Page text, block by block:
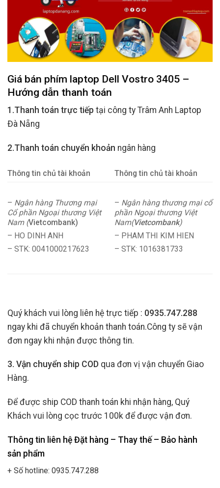
Giá bán phím laptop Dell Vostro 3405 –
Hướng dẫn thanh toán
1.Thanh toán trực tiếp tại công ty Trâm Anh Laptop
Đà Nẵng
2.Thanh toán chuyển khoản ngân hàng
Thông tin chủ tài khoản Thông tin chủ tài khoản
– Ngân hàng Thương mại
Cổ phần Ngoại thương Việt
Nam (Vietcombank)
– HO DINH ANH
– STK: 0041000217623
– Ngân hàng thương mại cổ
phần Ngoại thương Việt
Nam(Vietcombank)
– PHAM THI KIM HIEN
– STK: 1016381733
Quý khách vui lòng liên hệ trực tiếp : 0935.747.288
ngay khi đã chuyển khoản thanh toán.Công ty sẽ vận
đơn ngay khi nhận được thông tin.
3. Vận chuyển ship COD qua đơn vị vận chuyển Giao
Hàng.
Để được ship COD thanh toán khi nhận hàng, Quý
Khách vui lòng cọc trước 100k để được vận đơn.
Thông tin liên hệ Đặt hàng – Thay thế – Bảo hành
sản phẩm
+ Số hotline: 0935.747.288